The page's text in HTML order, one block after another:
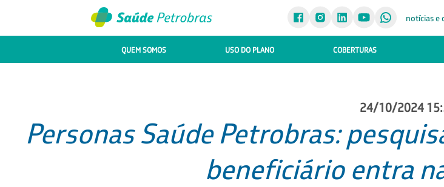
notícias e
QUEM SOMOS USO DO PLANO COBERTURAS
24/10/2024
Personas Saúde Petrobras:
beneficiário entra